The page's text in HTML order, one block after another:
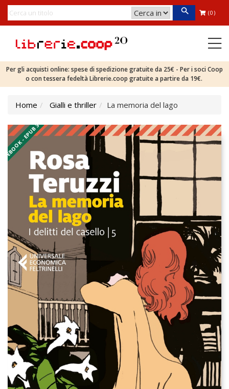
(0)
Per gli acquisti online: spese di spedizione gratuite da 25€ - Per i soci Coop
o con tessera fedeltà Librerie.coop gratuite a partire da 19€.
Home Gialli e thriller La memoria del lago
EBOOK - EPUB 3